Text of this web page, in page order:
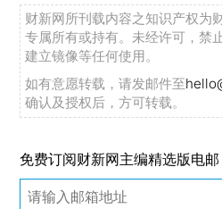
财新网所刊载内容之知识产权为
专属所有或持有。未经许可，禁
建立镜像等任何使用。
如有意愿转载，请发邮件至
确认及授权后，方可转载。
免费订阅财新网主编精选版电邮